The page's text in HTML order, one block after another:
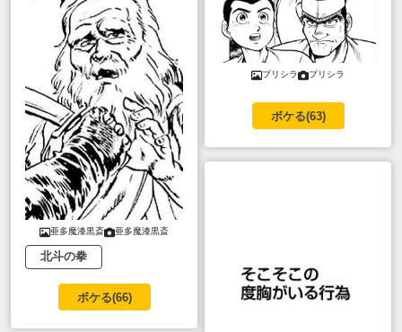
亜多魔漆黒斎 亜多魔漆黒斎
北斗の拳
ボケる(66)
プリシラ プリシラ
ボケる(63)